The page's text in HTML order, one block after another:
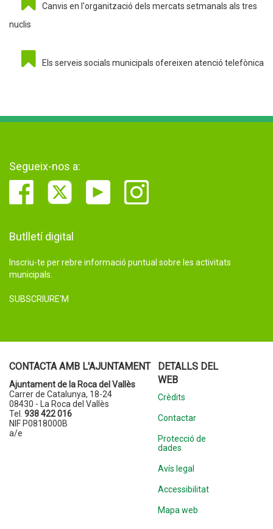
Canvis en l'organització dels mercats setmanals als tres
nuclis
Els serveis socials municipals ofereixen atenció telefònica
Segueix-nos a:
Butlletí digital
Inscriu-te per rebre informació puntual sobre les activitats
municipals.
SUBSCRIURE'M
CONTACTA AMB L'AJUNTAMENT
Ajuntament de la Roca del Vallès
Carrer de Catalunya, 18-24
08430 - La Roca del Vallès
Tel. 938 422 016
NIF P0818000B
a/e
DETALLS DEL
WEB
Crèdits
Contactar
Protecció de
dades
Avís legal
Accessibilitat
Mapa web